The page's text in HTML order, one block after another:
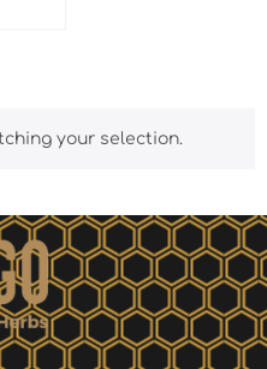
your selection.